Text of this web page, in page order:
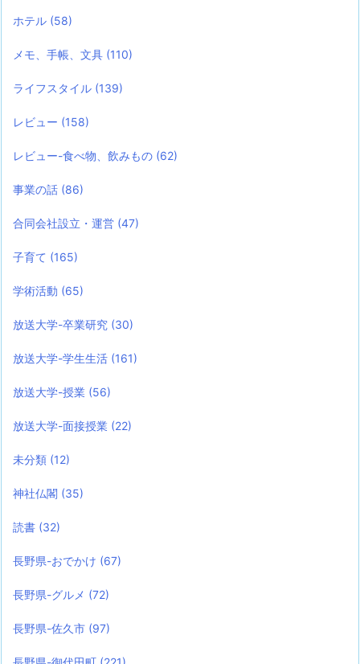
ホテル (58)
メモ、手帳、文具 (110)
ライフスタイル (139)
レビュー (158)
レビュー-食べ物、飲みもの (62)
事業の話 (86)
合同会社設立・運営 (47)
子育て (165)
学術活動 (65)
放送大学-卒業研究 (30)
放送大学-学生生活 (161)
放送大学-授業 (56)
放送大学-面接授業 (22)
未分類 (12)
神社仏閣 (35)
読書 (32)
長野県-おでかけ (67)
長野県-グルメ (72)
長野県-佐久市 (97)